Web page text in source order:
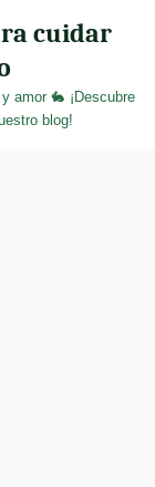
cuidar
amor 🐇 ¡Descubre
blog!